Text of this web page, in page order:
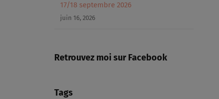
17/18 septembre 2026
juin 16, 2026
Retrouvez moi sur Facebook
Tags